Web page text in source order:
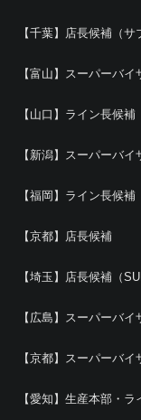
【千葉】店長候補（サ
【富山】スーパーバ
【山口】ライン長候補
【新潟】スーパーバ
【福岡】ライン長候補
【京都】店長候補
【埼玉】店長候補（
【広島】スーパーバ
【京都】スーパーバ
【愛知】生産本部・